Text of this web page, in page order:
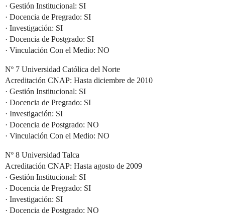
· Gestión Institucional: SI
· Docencia de Pregrado: SI
· Investigación: SI
· Docencia de Postgrado: SI
· Vinculación Con el Medio: NO
Nº 7 Universidad Católica del Norte
Acreditación CNAP: Hasta diciembre de 2010
· Gestión Institucional: SI
· Docencia de Pregrado: SI
· Investigación: SI
· Docencia de Postgrado: NO
· Vinculación Con el Medio: NO
Nº 8 Universidad Talca
Acreditación CNAP: Hasta agosto de 2009
· Gestión Institucional: SI
· Docencia de Pregrado: SI
· Investigación: SI
· Docencia de Postgrado: NO